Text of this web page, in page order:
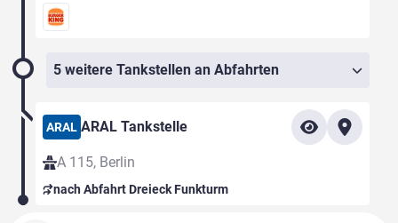
5 weitere Tankstellen an Abfahrten
ARAL ARAL Tankstelle
A 115, Berlin
nach Abfahrt Dreieck Funkturm